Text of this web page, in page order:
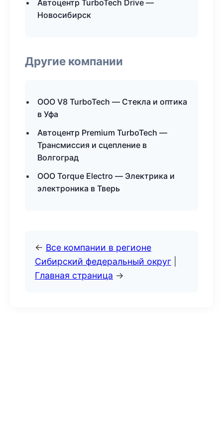
Автоцентр TurboTech Drive —
Новосибирск
Другие компании
ООО V8 TurboTech — Стекла и оптика
в Уфа
Автоцентр Premium TurboTech —
Трансмиссия и сцепление в
Волгоград
ООО Torque Electro — Электрика и
электроника в Тверь
← Все компании в регионе
Сибирский федеральный округ
Главная страница →